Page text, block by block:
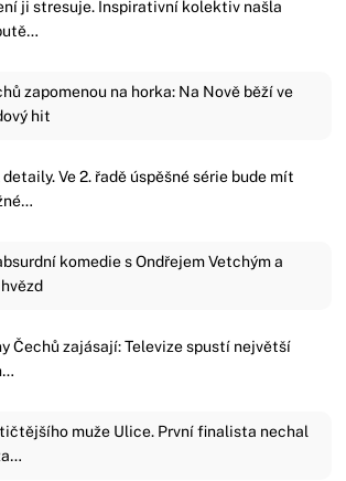
ji stresuje. Inspirativní kolektiv našla
zapomenou na horka: Na Nově běží ve
hit
Ve 2. řadě úspěšné série bude mít
komedie s Ondřejem Vetchým a
Čechů zajásají: Televize spustí největší
muže Ulice. První finalista nechal